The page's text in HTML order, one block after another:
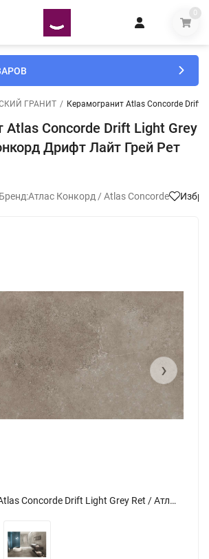
0
ГРАНИТ / Керамогранит Atlas Concorde Drift
Atlas Concorde Drift Light Grey
Дрифт Лайт Грей Рет
Бренд:Атлас Конкорд / Atlas Concorde
Керамогранит Atlas Concorde Drift Light Grey Ret / Атлас Конкорд Дрифт Лайт Грей Рет 60x120
›